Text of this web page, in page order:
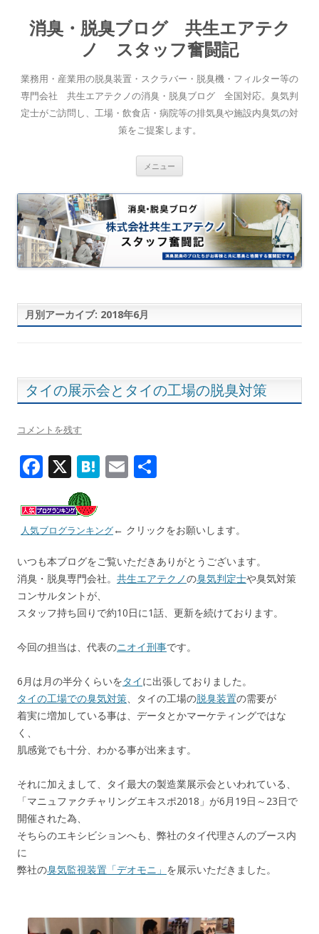
消臭・脱臭ブログ 共生エアテク
ノ スタッフ奮闘記
業務用・産業用の脱臭装置・スクラバー・脱臭機・フィルター等の
専門会社 共生エアテクノの消臭・脱臭ブログ 全国対応。臭気判
定士がご訪問し、工場・飲食店・病院等の排気臭や施設内臭気の対
策をご提案します。
メニュー
月別アーカイブ: 2018年6月
タイの展示会とタイの工場の脱臭対策
コメントを残す
F
e
b
o
o
k
X H
n
a
E
l
人気ブログランキング← クリックをお願いします。
いつも本ブログをご覧いただきありがとうございます。
消臭・脱臭専門会社。 共生エアテクノの臭気判定士や臭気対策
コンサルタントが、
スタッフ持ち回りで約10日に1話、更新を続けております。
今回の担当は、代表のニオイ刑事です。
6月は月の半分くらいをタイに出張しておりました。
タイの工場での臭気対策、タイの工場の脱臭装置の需要が
着実に増加している事は、データとかマーケティングではな
く、
肌感覚でも十分、わかる事が出来ます。
それに加えまして、タイ最大の製造業展示会といわれている、
「マニュファクチャリングエキスポ2018」が6月19日～23日で
開催された為、
そちらのエキシビションへも、弊社のタイ代理さんのブース内
に
弊社の臭気監視装置「デオモニ」 を展示いただきました。